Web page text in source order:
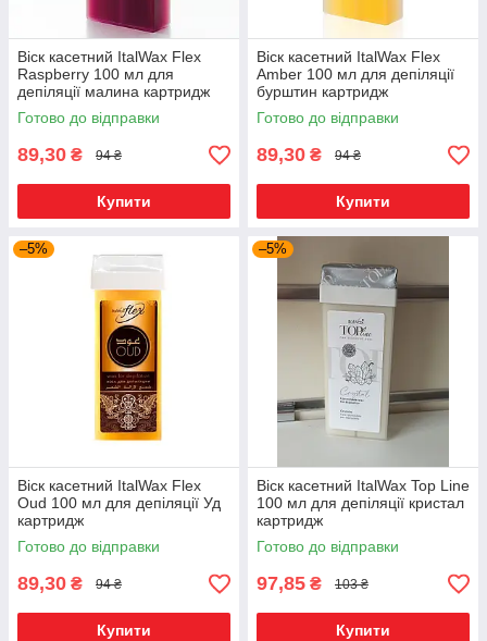
Віск касетний ItalWax Flex
Raspberry 100 мл для
депіляції малина картридж
Готово до відправки
89,30 ₴ 94 ₴
Купити
Віск касетний ItalWax Flex
Amber 100 мл для депіляції
бурштин картридж
Готово до відправки
89,30 ₴ 94 ₴
Купити
–5%
Віск касетний ItalWax Flex
Oud 100 мл для депіляції Уд
картридж
Готово до відправки
89,30 ₴ 94 ₴
Купити
–5%
Віск касетний ItalWax Top Line
100 мл для депіляції кристал
картридж
Готово до відправки
97,85 ₴ 103 ₴
Купити